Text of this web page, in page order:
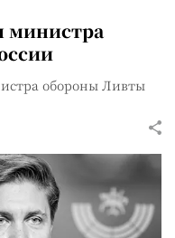
министра
обороны Ливты